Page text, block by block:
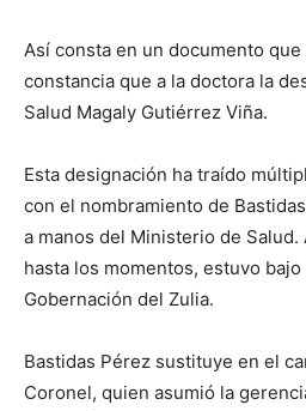
Así consta en un documento
constancia que a la doctora la
Salud Magaly Gutiérrez Viña.
Esta designación ha traído
con el nombramiento de
a manos del Ministerio de
hasta los momentos, estuvo
Gobernación del Zulia.
Bastidas Pérez sustituye en el
Coronel, quien asumió la